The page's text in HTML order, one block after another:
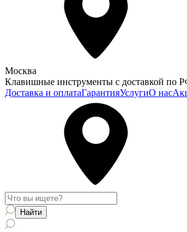
Москва
Клавишные инструменты с доставкой по
Доставка и оплатаГарантияУслугиО нас